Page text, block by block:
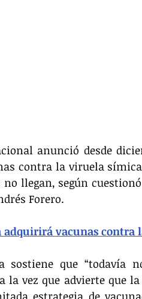
anunció desde
contra la viruela
llegan, según
Forero.
adquirirá vacunas contra
sostiene que “todavía
la vez que advierte que